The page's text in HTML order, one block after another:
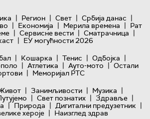
| Регион | Свет | Србија данас |
| Економија | Мерила времена | Рат
| Сервисне вести | Сматрачница |
| ЕУ могућности 2026
| Кошарка | Тенис | Одбојка |
| Атлетика | Ауто-мото | Остали
| Меморијал РТС
| Занимљивости | Музика |
| Свет познатих | Здравље |
| Природа | Дигитални предузетник |
хероје | Наизглед здрав